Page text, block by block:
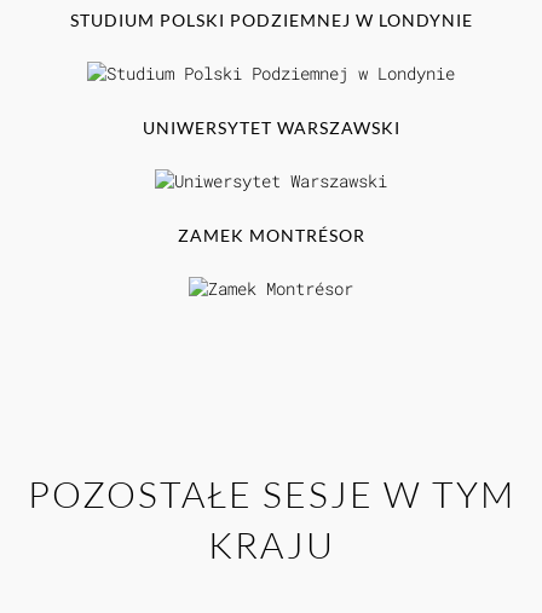
STUDIUM POLSKI PODZIEMNEJ W LONDYNIE
UNIWERSYTET WARSZAWSKI
ZAMEK MONTRÉSOR
POZOSTAŁE SESJE W TYM
KRAJU